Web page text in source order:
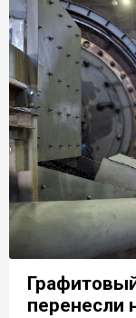
перенесли